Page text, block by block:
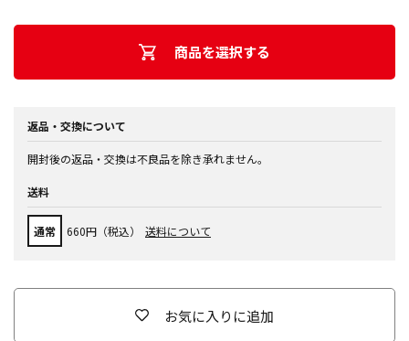
商品を選択する
返品・交換について
開封後の返品・交換は不良品を除き承れません。
送料
通常 660円（税込） 送料について
お気に入りに追加